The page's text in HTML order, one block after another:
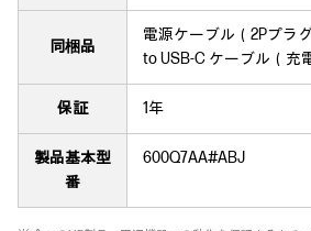
同梱品
電源ケーブル（2Pプラ
to USB-C ケーブル（充
保証 1年
製品基本型
番
600Q7AA#ABJ